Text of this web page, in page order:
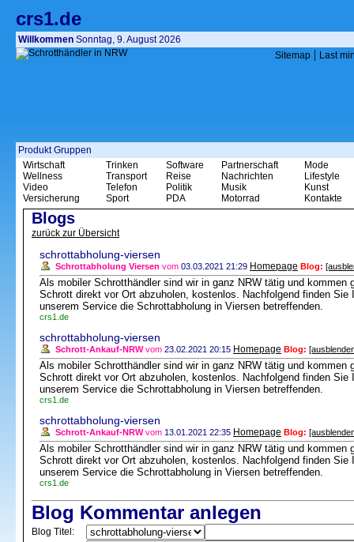
crs1.de
Willkommen Sonntag, 9. August 2026
Sitemap | Last
Produkt Gruppen
Wirtschaft
Wellness
Video
Versicherung
Trinken
Transport
Telefon
Sport
Software
Reise
Politik
PDA
Partnerschaft
Nachrichten
Musik
Motorrad
Mode
Lifestyle
Kunst
Kontakte
Blogs
zurück zur Übersicht
schrottabholung-viersen
Schrottabholung Viersen vom 03.03.2021 21:29 Homepage Blog:
Als mobiler Schrotthändler sind wir in ganz NRW tätig und kommen
Schrott direkt vor Ort abzuholen, kostenlos. Nachfolgend finden Sie
unserem Service die Schrottabholung in Viersen betreffenden.
crs1.de
schrottabholung-viersen
Schrott-Ankauf-NRWvom 23.02.2021 20:15 Homepage Blog:
Als mobiler Schrotthändler sind wir in ganz NRW tätig und kommen
Schrott direkt vor Ort abzuholen, kostenlos. Nachfolgend finden Sie
unserem Service die Schrottabholung in Viersen betreffenden.
crs1.de
schrottabholung-viersen
Schrott-Ankauf-NRWvom 13.01.2021 22:35 Homepage Blog:
Als mobiler Schrotthändler sind wir in ganz NRW tätig und kommen
Schrott direkt vor Ort abzuholen, kostenlos. Nachfolgend finden Sie
unserem Service die Schrottabholung in Viersen betreffenden.
crs1.de
Blog Kommentar anlegen
Blog Titel: